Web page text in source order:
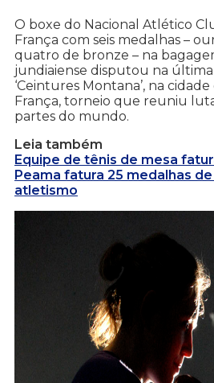
O boxe do Nacional Atlético
França com seis medalhas –
quatro de bronze – na
jundiaiense disputou na última
‘Ceintures Montana’, na
França, torneio que reuniu
partes do mundo.
Leia também
Equipe de tênis de mesa
Peama fatura 25 medalhas
atletismo